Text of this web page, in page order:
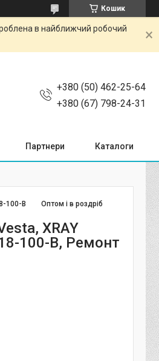
Кошик
в найближчий робочий
+380 (50) 462-25-64
+380 (67) 798-24-31
Партнери Каталоги
Оптом і в роздріб
100-B
XRAY
100-B, Ремонт